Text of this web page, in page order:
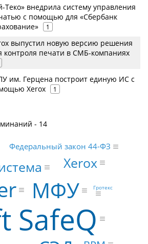
Теко» внедрила систему управления
с помощью для «Сбербанк
1
выпустил новую версию решения
контроля печати в СМБ-компаниях
им. Герцена построит единую ИС с
Xerox
1
- 14
SafeQ
МФУ
Xerox
Федеральный закон 44-ФЗ
Гротекс